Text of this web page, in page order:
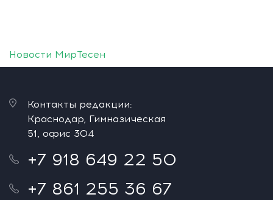
Новости МирТесен
Контакты редакции:
Краснодар, Гимназическая
51, офис 304
+7 918 649 22 50
+7 861 255 36 67